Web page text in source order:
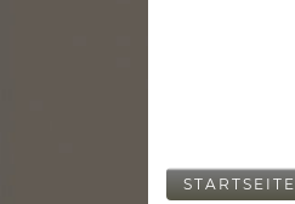
STARTSEITE